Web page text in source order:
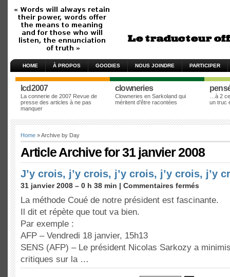
HOME À PROPOS GOODIES NOUS JOINDRE PARTICIPER
lcd2007
La connerie de 2007 Revue de
presse des articles à ne pas
manquer
clowneries
Clowneries en Sarkoland qui
méritent d’être racontées
…à 2
un truc
Home » Archive by Day
Article Archive for 31 janvier 2008
J’y crois, j’y crois, j’y crois, j’y crois, j’y
31 janvier 2008 – 0 h 38 min | Commentaires fermés
La méthode Coué de notre président est fascinante.
Il dit et répète que tout va bien.
Par exemple :
AFP – Vendredi 18 janvier, 15h13
SENS (AFP) – Le président Nicolas Sarkozy a
critiques sur la …